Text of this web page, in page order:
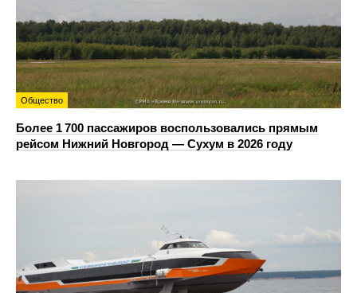
Общество
Более 1 700 пассажиров воспользовались прямым
рейсом Нижний Новгород — Сухум в 2026 году